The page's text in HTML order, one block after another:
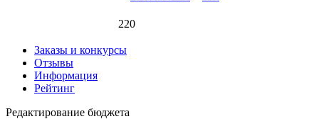
220
Заказы и конкурсы
Отзывы
Информация
Рейтинг
Редактирование бюджета